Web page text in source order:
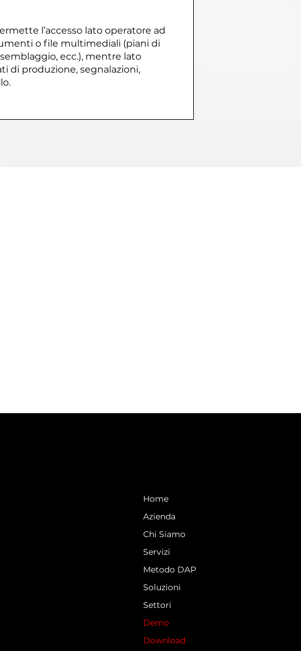
l’accesso lato operatore ad
o file multimediali (piani di
ecc.), mentre lato
di produzione, segnalazioni,
Home
Azienda
Chi Siamo
Servizi
Metodo DAP
Soluzioni
Settori
Demo
Download